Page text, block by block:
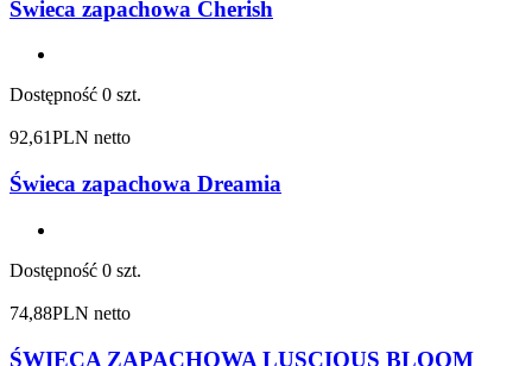
Świeca zapachowa Cherish
Dostępność 0 szt.
92,61PLN netto
Świeca zapachowa Dreamia
Dostępność 0 szt.
74,88PLN netto
ŚWIECA ZAPACHOWA LUSCIOUS BLOOM